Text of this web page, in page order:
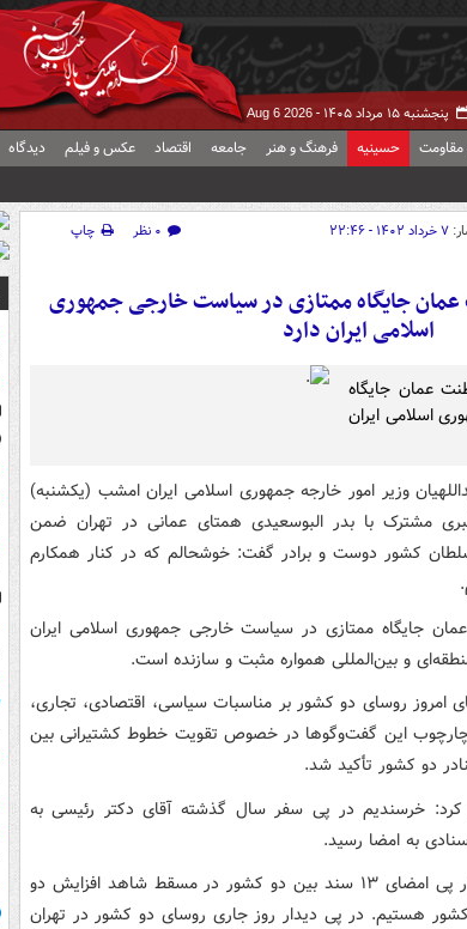
پنجشنبه ۱۵ مرداد ۱۴۰۵ - Aug 6 2026
مقاومت حسینیه فرهنگ و هنر جامعه اقتصاد عکس و فیلم دیدگاه
۷ خرداد ۱۴۰۲ - ۲۲:۴۶ ۰ نظر
چاپ
عمان جایگاه ممتازی در سیاست خارجی جمهوری
اسلامی ایران دارد
عمان جایگاه
اسلامی ایران
وزیر امور خارجه جمهوری اسلامی ایران امشب (یکشنبه)
مشترک با بدر البوسعیدی همتای عمانی در تهران ضمن
کشور دوست و برادر گفت: خوشحالم که در کنار همکارم
جایگاه ممتازی در سیاست خارجی جمهوری اسلامی ایران
و بین‌المللی همواره مثبت و سازنده است.
امروز روسای دو کشور بر مناسبات سیاسی، اقتصادی، تجاری،
چارچوب این گفت‌وگوها در خصوص تقویت خطوط کشتیرانی بین
دو کشور تأکید شد.
کرد: خرسندیم در پی سفر سال گذشته آقای دکتر رئیسی به
به امضا رسید.
امیرعبداللهیان خاطرنشان کرد: در پی امضای ۱۳ سند بین دو کشور در مسقط شاهد افزایش دو
هستیم. در پی دیدار روز جاری روسای دو کشور در تهران